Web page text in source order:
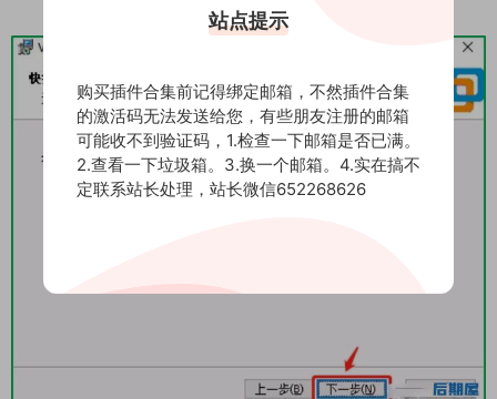
站点提示
购买插件合集前记得绑定邮箱，不然插件合集
的激活码无法发送给您，有些朋友注册的邮箱
可能收不到验证码，1.检查一下邮箱是否已满。
2.查看一下垃圾箱。3.换一个邮箱。4.实在搞不
定联系站长处理，站长微信652268626